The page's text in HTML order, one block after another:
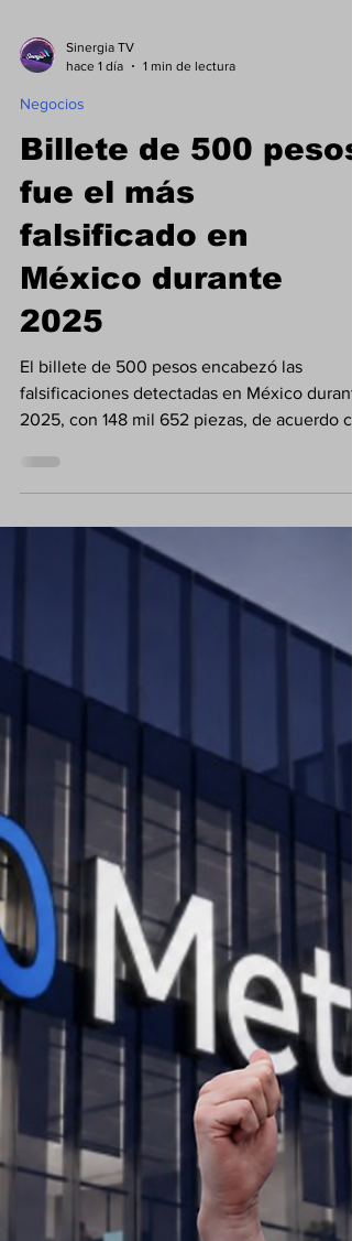
hace 1 día
1 min de lectura
Negocios
Billete de 500 pesos
fue el más
falsificado en
México durante
2025
falsificaciones detectadas en México
2025, con 148 mil 652 piezas, de acuerdo
del Banco de México.